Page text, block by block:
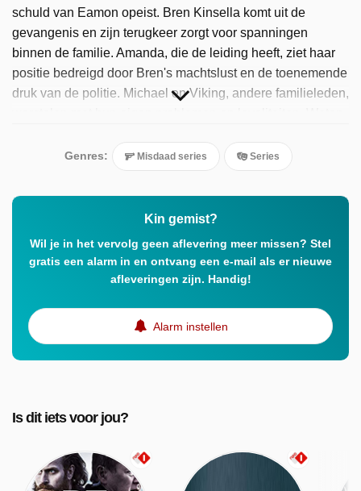
schuld van Eamon opeist. Bren Kinsella komt uit de
gevangenis en zijn terugkeer zorgt voor spanningen
binnen de familie. Amanda, die de leiding heeft, ziet haar
positie bedreigd door Bren's machtslust en de toenemende
druk van de politie. Michael en Viking, andere familieleden,
overwinnen?Genres: Misdaad series Series
Kin gemist?
Wil je in het vervolg geen aflevering meer missen? Stel
gratis een alarm in en ontvang een e-mail als er nieuwe
afleveringen zijn. Handig!
Alarm instellen
Is dit iets voor jou?